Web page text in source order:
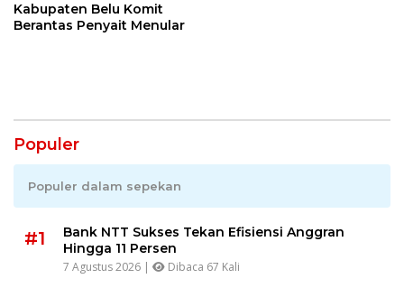
Kabupaten Belu Komit
Berantas Penyait Menular
Populer
Populer dalam sepekan
#1
Bank NTT Sukses Tekan Efisiensi Anggran
Hingga 11 Persen
7 Agustus 2026 | Dibaca 67 Kali